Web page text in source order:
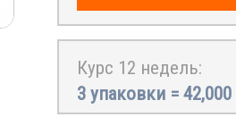
Курс 12 недель:
3 упаковки = 42,000